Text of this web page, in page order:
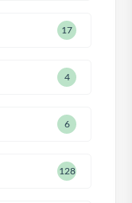
17
4
6
128